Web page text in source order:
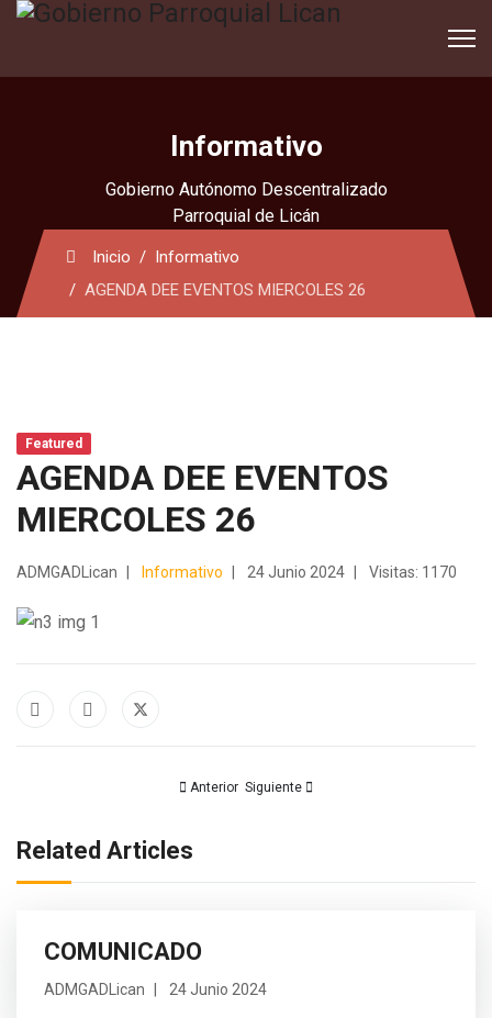
Informativo
Gobierno Autónomo Descentralizado
Parroquial de Licán
Inicio
Informativo
AGENDA DEE EVENTOS MIERCOLES 26
Featured
AGENDA DEE EVENTOS
MIERCOLES 26
ADMGADLican Informativo 24 Junio 2024 Visitas: 1170
Artículo anterior: Mantenimiento Vial
Anterior Artículo siguiente: COMUNICADO
Siguiente
Related Articles
COMUNICADO
ADMGADLican 24 Junio 2024